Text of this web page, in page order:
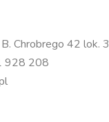
Chrobrego 42 lok. 3
928 208